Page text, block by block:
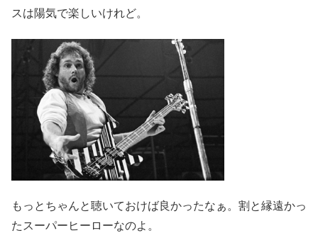
スは陽気で楽しいけれど。
もっとちゃんと聴いておけば良かったなぁ。割と縁遠かっ
たスーパーヒーローなのよ。